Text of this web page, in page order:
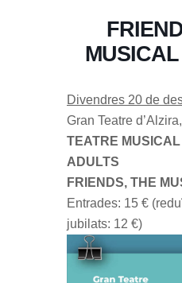
Divendres 20 de
Gran Teatre
TEATRE MUSICAL
ADULTS
FRIENDS, THE
Entrades: 15 €
jubilats: 12 €)